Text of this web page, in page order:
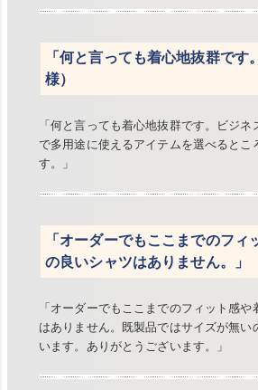
「何と言っても着心地抜群です
様）
「何と言っても着心地抜群です。ビジネ
で多用途に使えるアイテムを選べるとこ
す。」
「オーダーでもここまでのフィ
の良いシャツはありません。」
「オーダーでもここまでのフィット感
はありません。既製品ではサイズが無い
います。ありがとうございます。」